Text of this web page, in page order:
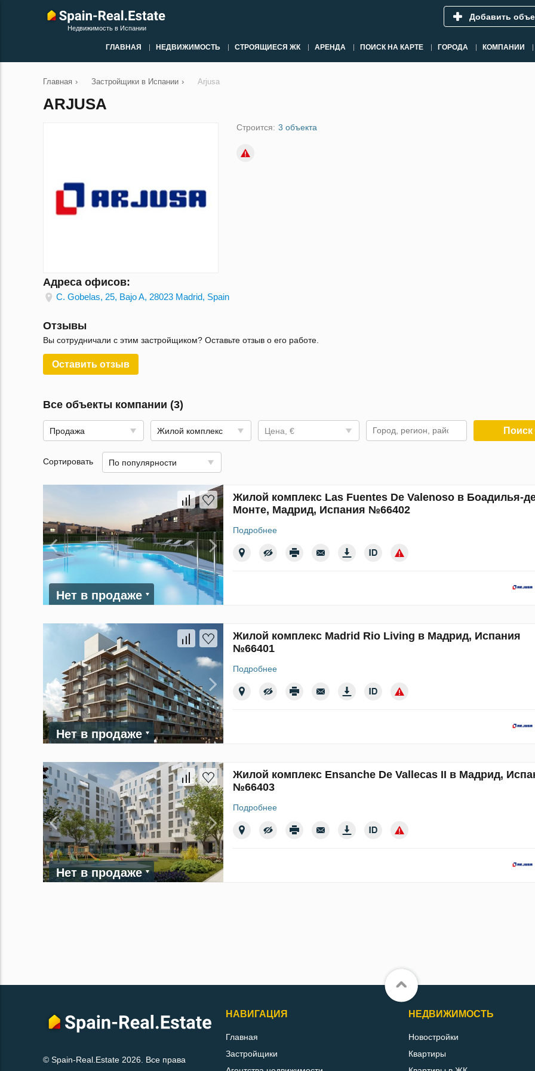
Недвижимость в Испании
Добавить
ГЛАВНАЯ НЕДВИЖИМОСТЬ СТРОЯЩИЕСЯ ЖК АРЕНДА ПОИСК НА КАРТЕ ГОРОДА КОМПАНИИ
Главная › Застройщики в Испании › Arjusa
ARJUSA
Строится: 3 объекта
Адреса офисов:
C. Gobelas, 25, Bajo A, 28023 Madrid, Spain
Отзывы
Вы сотрудничали с этим застройщиком? Оставьте отзыв о его работе.
Оставить отзыв
Все объекты компании (3)
Продажа Жилой комплекс Цена, € Поиск
Сортировать По популярности
Нет в продаже
Жилой комплекс Las Fuentes De Valenoso в Боадилья-
Монте, Мадрид, Испания №66402
Подробнее
Нет в продаже
Жилой комплекс Madrid Rio Living в Мадрид, Испания
№66401
Подробнее
Нет в продаже
Жилой комплекс Ensanche De Vallecas II в Мадрид,
№66403
Подробнее
© Spain-Real.Estate 2026. Все права
НАВИГАЦИЯ
Главная
Застройщики
НЕДВИЖИМОСТЬ
Новостройки
Квартиры